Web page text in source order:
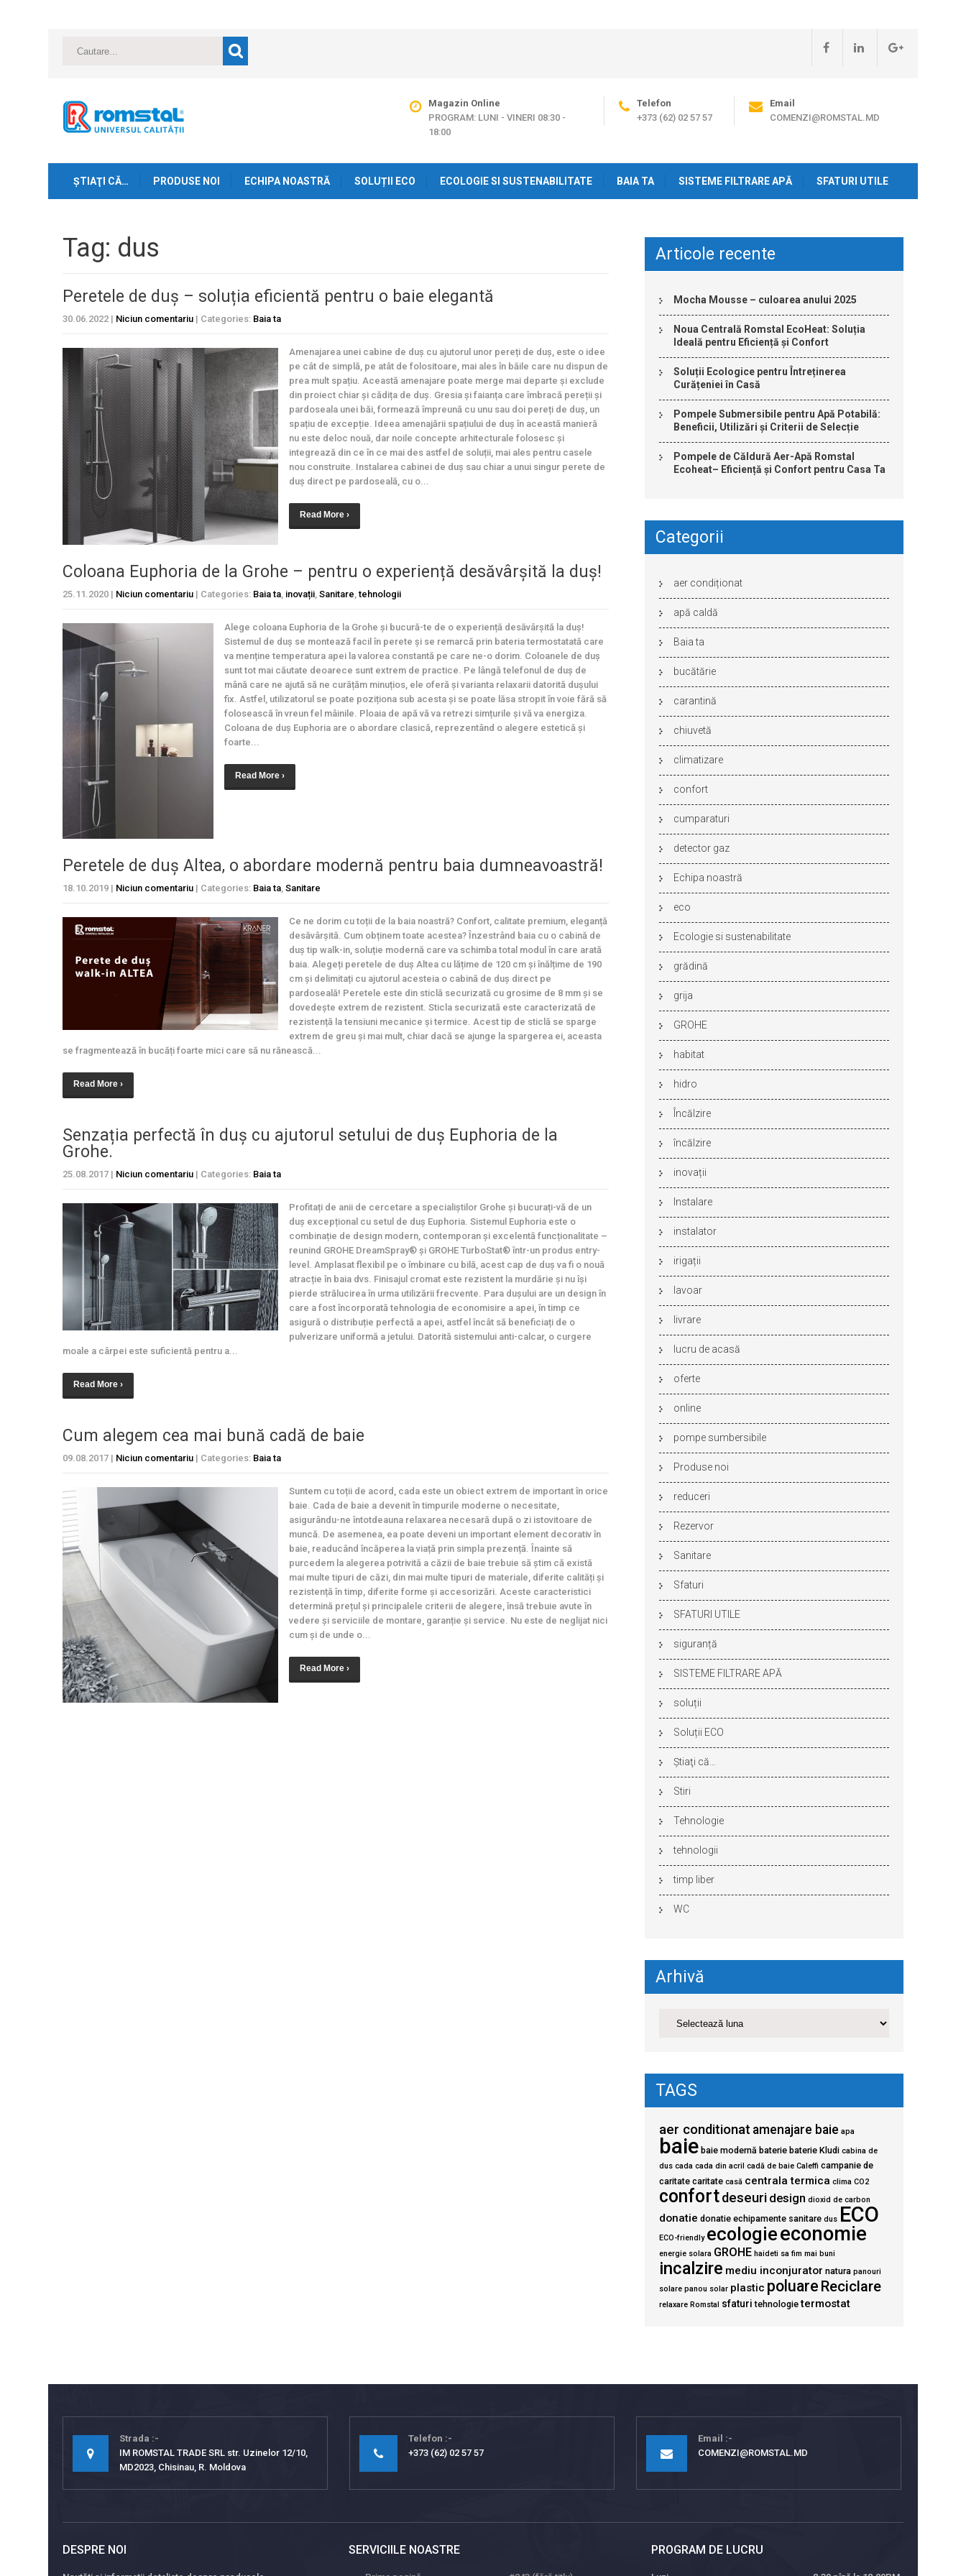
Magazin Online
PROGRAM: LUNI - VINERI 08:30 -
18:00
Telefon
+373 (62) 02 57 57
Email
COMENZI@ROMSTAL.MD
ŞTIAŢI CĂ… PRODUSE NOI ECHIPA NOASTRĂ SOLUȚII ECO ECOLOGIE SI SUSTENABILITATE BAIA TA SISTEME FILTRARE APĂ SFATURI UTILE
Tag: dus
Peretele de duș – soluția eficientă pentru o baie elegantă
30.06.2022 | Niciun comentariu | Categories: Baia ta
Amenajarea unei cabine de duș cu ajutorul unor pereți de duș, este o idee
pe cât de simplă, pe atât de folositoare, mai ales în băile care nu dispun de
prea mult spațiu. Această amenajare poate merge mai departe și exclude
din proiect chiar și cădița de duș. Gresia și faianța care îmbracă pereții și
pardoseala unei băi, formează împreună cu unu sau doi pereți de duș, un
spațiu de excepție. Ideea amenajării spațiului de duș în această manieră
nu este deloc nouă, dar noile concepte arhitecturale folosesc și
integrează din ce în ce mai des astfel de soluții, mai ales pentru casele
nou construite. Instalarea cabinei de duș sau chiar a unui singur perete de
duș direct pe pardoseală, cu o...
Read More ›
Coloana Euphoria de la Grohe – pentru o experiență desăvârșită la duș!
25.11.2020 | Niciun comentariu | Categories: Baia ta, inovații, Sanitare,tehnologii
Alege coloana Euphoria de la Grohe și bucură-te de o experiență desăvârșită la duș!
Sistemul de duș se montează facil în perete și se remarcă prin bateria termostatată care
va menține temperatura apei la valorea constantă pe care ne-o dorim. Coloanele de duș
sunt tot mai căutate deoarece sunt extrem de practice. Pe lângă telefonul de duș de
mână care ne ajută să ne curățăm minuțios, ele oferă și varianta relaxarii datorită dușului
fix. Astfel, utilizatorul se poate poziționa sub acesta și se poate lăsa stropit în voie fără să
folosească în vreun fel mâinile. Ploaia de apă vă va retrezi simțurile și vă va energiza.
Coloana de duș Euphoria are o abordare clasică, reprezentând o alegere estetică și
foarte...
Read More ›
Peretele de duș Altea, o abordare modernă pentru baia dumneavoastră!
18.10.2019 | Niciun comentariu | Categories: Baia ta, Sanitare
Ce ne dorim cu toții de la baia noastră? Confort, calitate premium, eleganță
desăvârșită. Cum obținem toate acestea? Înzestrând baia cu o cabină de
duș tip walk-in, soluție modernă care va schimba total modul în care arată
baia. Alegeți peretele de duș Altea cu lățime de 120 cm și înălțime de 190
cm și delimitați cu ajutorul acesteia o cabină de duș direct pe
pardoseală! Peretele este din sticlă securizată cu grosime de 8 mm și se
dovedește extrem de rezistent. Sticla securizată este caracterizată de
rezistență la tensiuni mecanice și termice. Acest tip de sticlă se sparge
extrem de greu și mai mult, chiar dacă se ajunge la spargerea ei, aceasta
se fragmentează în bucăți foarte mici care să nu rănească...
Read More ›
Senzația perfectă în duș cu ajutorul setului de duș Euphoria de la
Grohe.
25.08.2017 | Niciun comentariu | Categories: Baia ta
Profitați de anii de cercetare a specialiștilor Grohe și bucurați-vă de un
duș excepțional cu setul de duș Euphoria. Sistemul Euphoria este o
combinație de design modern, contemporan și excelentă funcționalitate –
reunind GROHE DreamSpray® și GROHE TurboStat® într-un produs entry-
level. Amplasat flexibil pe o îmbinare cu bilă, acest cap de duș va fi o nouă
atracție în baia dvs. Finisajul cromat este rezistent la murdărie și nu își
pierde strălucirea în urma utilizării frecvente. Para dușului are un design în
care a fost încorporată tehnologia de economisire a apei, în timp ce
asigură o distribuție perfectă a apei, astfel încât să beneficiați de o
pulverizare uniformă a jetului. Datorită sistemului anti-calcar, o curgere
moale a cârpei este suficientă pentru a...
Read More ›
Cum alegem cea mai bună cadă de baie
09.08.2017 | Niciun comentariu | Categories: Baia ta
Suntem cu toții de acord, cada este un obiect extrem de important în orice
baie. Cada de baie a devenit în timpurile moderne o necesitate,
asigurându-ne întotdeauna relaxarea necesară după o zi istovitoare de
muncă. De asemenea, ea poate deveni un important element decorativ în
baie, readucând încăperea la viață prin simpla prezență. Înainte să
purcedem la alegerea potrivită a căzii de baie trebuie să știm că există
mai multe tipuri de căzi, din mai multe tipuri de materiale, diferite calități și
rezistență în timp, diferite forme și accesorizări. Aceste caracteristici
determină prețul și principalele criterii de alegere, însă trebuie avute în
vedere și serviciile de montare, garanție și service. Nu este de neglijat nici
cum și de unde o...
Read More ›
Articole recente
Mocha Mousse – culoarea anului 2025
Noua Centrală Romstal EcoHeat: Soluția
Ideală pentru Eficiență și Confort
Soluții Ecologice pentru Întreținerea
Curățeniei în Casă
Pompele Submersibile pentru Apă Potabilă:
Beneficii, Utilizări și Criterii de Selecție
Pompele de Căldură Aer-Apă Romstal
Ecoheat– Eficiență și Confort pentru Casa Ta
Categorii
aer condiționat
apă caldă
Baia ta
bucătărie
carantină
chiuvetă
climatizare
confort
cumparaturi
detector gaz
Echipa noastră
eco
Ecologie si sustenabilitate
grădină
grija
GROHE
habitat
hidro
Încălzire
încălzire
inovații
Instalare
instalator
irigații
lavoar
livrare
lucru de acasă
oferte
online
pompe sumbersibile
Produse noi
reduceri
Rezervor
Sanitare
Sfaturi
SFATURI UTILE
siguranță
SISTEME FILTRARE APĂ
soluții
Soluții ECO
Ştiaţi că…
Stiri
Tehnologie
tehnologii
timp liber
WC
Arhivă
TAGS
aer conditionat amenajare baie apa
baie baie modernă baterie baterie Kludi cabina de
dus cada cada din acril cadă de baie Caleffi campanie de
caritate caritate casă centrala termica clima CO2
confortdeseuri design dioxid de carbon
donatie donatie echipamente sanitare dus ECO
ECO-friendly ecologieeconomie
energie solara GROHE haideti sa fim mai buni
incalzire mediu inconjurator natura panouri
solare panou solar plastic poluare Reciclare
relaxare Romstal sfaturi tehnologie termostat
Strada
IM ROMSTAL TRADE SRL str. Uzinelor 12/10,
MD2023, Chisinau, R. Moldova
Telefon
+373 (62) 02 57 57
Email
COMENZI@ROMSTAL.MD
DESPRE NOI SERVICIILE NOASTRE PROGRAM DE LUCRU